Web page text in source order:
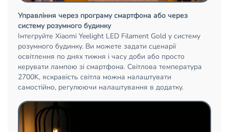
Управління через програму смартфона або через
систему розумного будинку
Інтегруйте Xiaomi Yeelight LED Filament Gold у систему
розумного будинку. Ви можете задати сценарії
освітлення по днях тижня і часу доби або просто
керувати лампою зі смартфона. Світлова температура
2700K, яскравість світла можна налаштувати
самостійно, регулюючи налаштування в додатку.